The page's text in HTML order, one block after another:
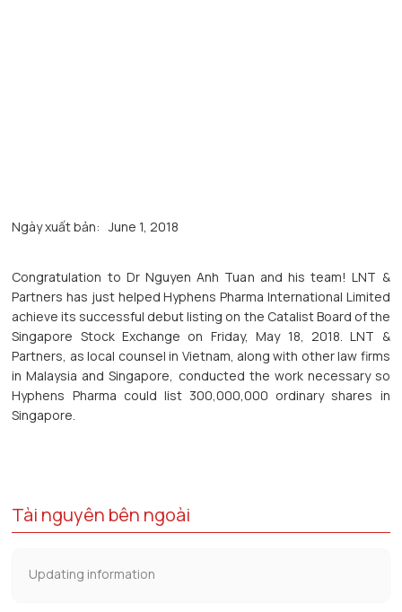
Ngày xuất bản: June 1, 2018
Congratulation to Dr Nguyen Anh Tuan and his team! LNT &
Partners has just helped Hyphens Pharma International Limited
achieve its successful debut listing on the Catalist Board of the
Singapore Stock Exchange on Friday, May 18, 2018. LNT &
Partners, as local counsel in Vietnam, along with other law firms
in Malaysia and Singapore, conducted the work necessary so
Hyphens Pharma could list 300,000,000 ordinary shares in
Singapore.
Tài nguyên bên ngoài
Updating information